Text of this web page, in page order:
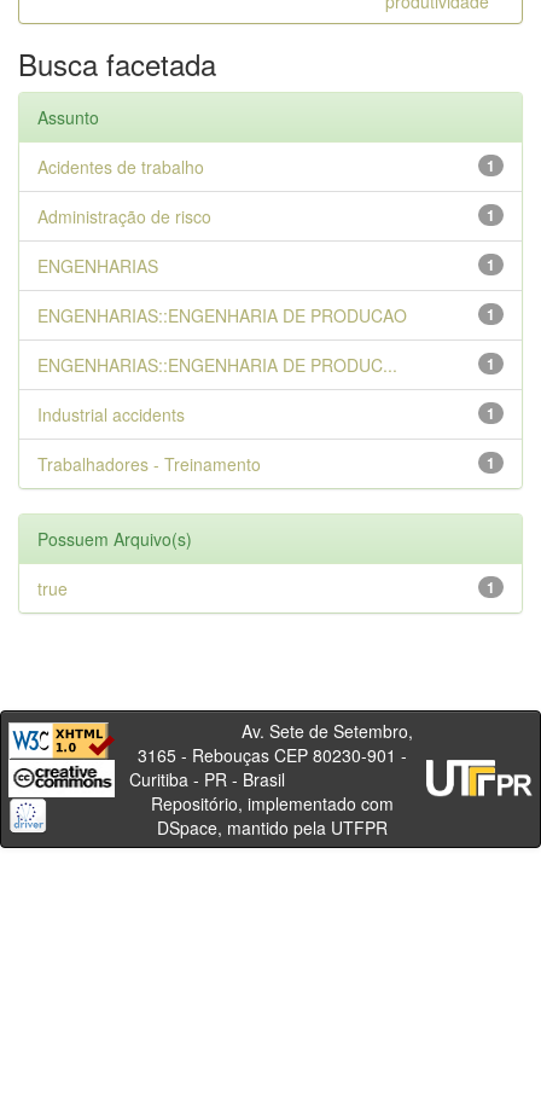
Busca facetada
Assunto
1
Acidentes de trabalho
1
Administração de risco
1
ENGENHARIAS
1
ENGENHARIAS::ENGENHARIA DE PRODUCAO
1
ENGENHARIAS::ENGENHARIA DE PRODUC...
1
Industrial accidents
1
Trabalhadores - Treinamento
Possuem Arquivo(s)
1
true
Av. Sete de Setembro,
3165 - Rebouças CEP 80230-901 -
Curitiba - PR - Brasil
Repositório, implementado com
DSpace, mantido pela UTFPR